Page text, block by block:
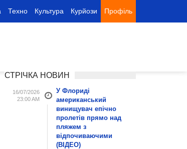
Техно Культура Курйози Профіль
СТРІЧКА НОВИН
16/07/2026
23:00 AM
У Флориді
американський
винищувач епічно
пролетів прямо над
пляжем з
відпочиваючими
(ВІДЕО)